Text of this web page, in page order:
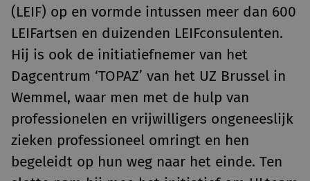
(LEIF) op en vormde intussen meer dan 600
LEIFartsen en duizenden LEIFconsulenten.
Hij is ook de initiatiefnemer van het
Dagcentrum ‘TOPAZ’ van het UZ Brussel in
Wemmel, waar men met de hulp van
professionelen en vrijwilligers ongeneeslijk
zieken professioneel omringt en hen
begeleidt op hun weg naar het einde. Ten